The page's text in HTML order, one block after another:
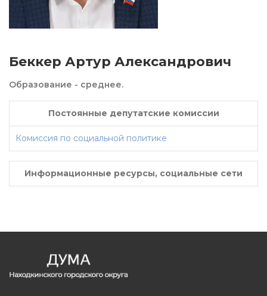
Беккер Артур Александрович
Образование - среднее.
Постоянные депутатские комиссии
Комиссия по социальной политике
Информационные ресурсы, социальные сети